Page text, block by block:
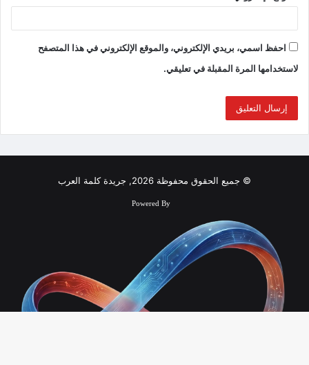
احفظ اسمي، بريدي الإلكتروني، والموقع الإلكتروني في هذا المتصفح
لاستخدامها المرة المقبلة في تعليقي.
© جميع الحقوق محفوظة 2026, جريدة كلمة العرب